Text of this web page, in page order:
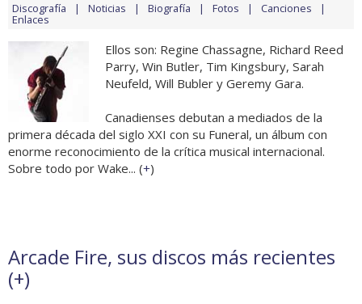
Discografía Noticias Biografía Fotos Canciones
Enlaces
Ellos son: Regine Chassagne, Richard Reed
Parry, Win Butler, Tim Kingsbury, Sarah
Neufeld, Will Bubler y Geremy Gara.
Canadienses debutan a mediados de la
primera década del siglo XXI con su Funeral, un álbum con
enorme reconocimiento de la crítica musical internacional.
Sobre todo por Wake... (+)
Arcade Fire, sus discos más recientes
(+)